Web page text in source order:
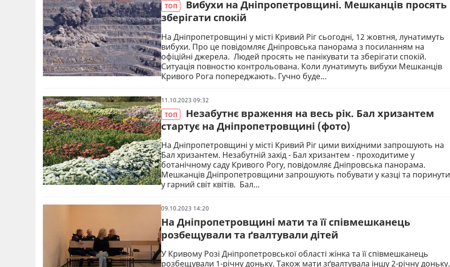
ТОП
Вибухи на Дніпропетровщині. Мешканців просять
зберігати спокій
На Дніпропетровщині у місті Кривий Ріг сьогодні, 12 жовтня, лунатимуть
вибухи. Про це повідомляє Дніпровська панорама з посиланням на
офіційні джерела. Людей просять не панікувати та зберігати спокій.
Ситуація повностю контрольована. Коли лунатимуть вибухи Мешканців
Кривого Рога попереджають. Гучно буде…
11.10.2023 09:32
ТОП
Незабутнє враження на весь рік. Бал хризантем
стартує на Дніпропетровщині (фото)
На Дніпропетровщині у місті Кривий Ріг цими вихідними запрошують на
Бал хризантем. Незабутній захід - Бал хризантем - проходитиме у
ботанічному саду Кривого Рогу, повідомляє Дніпровська панорама.
Мешканців Дніпропетровщини запрошують побувати у казці та поринути
у гарний світ квітів. Бал…
09.10.2023 14:20
На Дніпропетровщині мати та її співмешканець
розбещували та ґвалтували дітей
У Кривому Розі Дніпропетровської області жінка та її співмешканець
розбещували 1-річну доньку. Також мати зґвалтувала іншу 2-річну доньку.